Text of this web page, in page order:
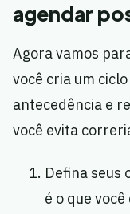
agendar
Agora vamos
você cria um
antecedência e
você evita
Defina seus
é o que